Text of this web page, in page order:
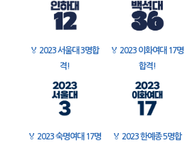
🏅 2023 서울대 3명합
격!
🏅 2023 이화여대 17명
합격!
🏅 2023 숙명여대 17명
🏅 2023 한예종 5명합